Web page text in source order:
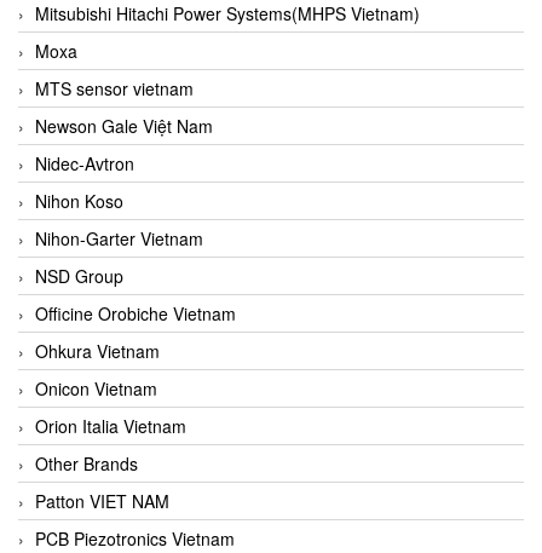
Mitsubishi Hitachi Power Systems(MHPS Vietnam)
Moxa
MTS sensor vietnam
Newson Gale Việt Nam
Nidec-Avtron
Nihon Koso
Nihon-Garter Vietnam
NSD Group
Officine Orobiche Vietnam
Ohkura Vietnam
Onicon Vietnam
Orion Italia Vietnam
Other Brands
Patton VIET NAM
PCB Piezotronics Vietnam